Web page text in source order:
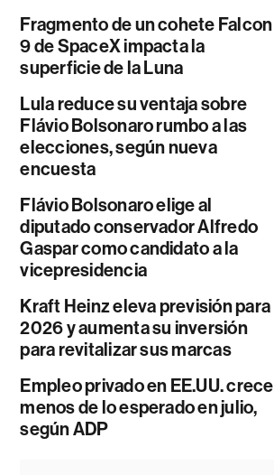
Fragmento de un cohete Falcon
9 de SpaceX impacta la
superficie de la Luna
Lula reduce su ventaja sobre
Flávio Bolsonaro rumbo a las
elecciones, según nueva
encuesta
Flávio Bolsonaro elige al
diputado conservador Alfredo
Gaspar como candidato a la
vicepresidencia
Kraft Heinz eleva previsión para
2026 y aumenta su inversión
para revitalizar sus marcas
Empleo privado en EE.UU. crece
menos de lo esperado en julio,
según ADP